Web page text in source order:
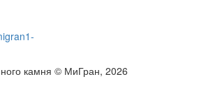
камня © МиГран, 2026